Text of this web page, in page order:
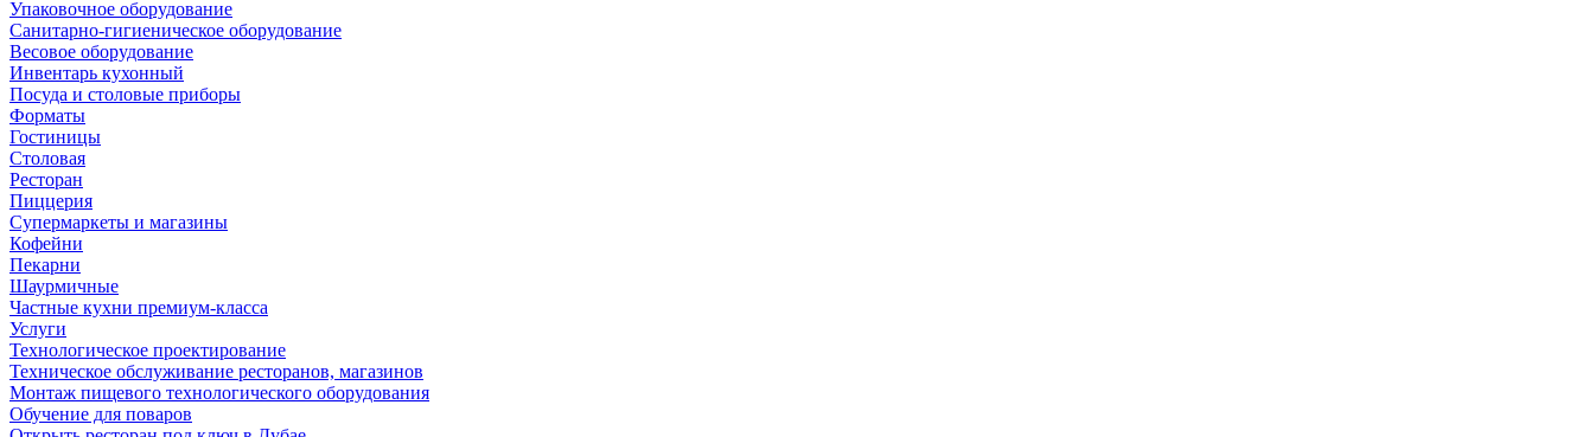
Упаковочное оборудование
Санитарно-гигиеническое оборудование
Весовое оборудование
Инвентарь кухонный
Посуда и столовые приборы
Форматы
Гостиницы
Столовая
Ресторан
Пиццерия
Супермаркеты и магазины
Кофейни
Пекарни
Шаурмичные
Частные кухни премиум-класса
Услуги
Технологическое проектирование
Техническое обслуживание ресторанов, магазинов
Монтаж пищевого технологического оборудования
Обучение для поваров